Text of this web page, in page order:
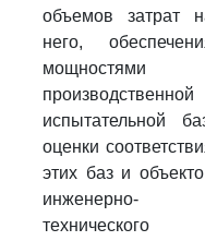
объемов затрат
него,
мощностями
производственной
испытательной
оценки
этих баз и
инженерно-
технического